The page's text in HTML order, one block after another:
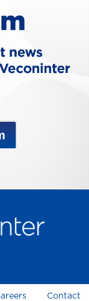
Contact